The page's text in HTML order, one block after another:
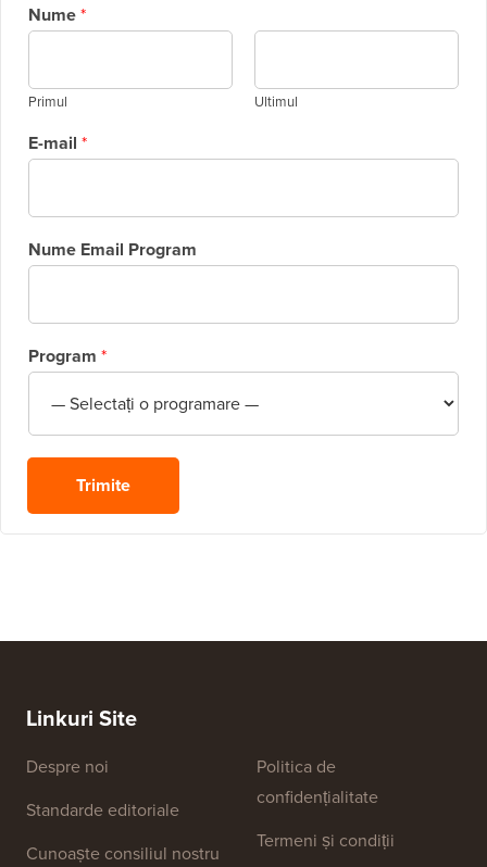
Nume*
Primul Ultimul
E-mail *
Nume Email Program
Program *
Trimite
Linkuri Site
Despre noi
Standarde editoriale
Cunoaște consiliul nostru
Politica de
confidențialitate
Termeni și condiții